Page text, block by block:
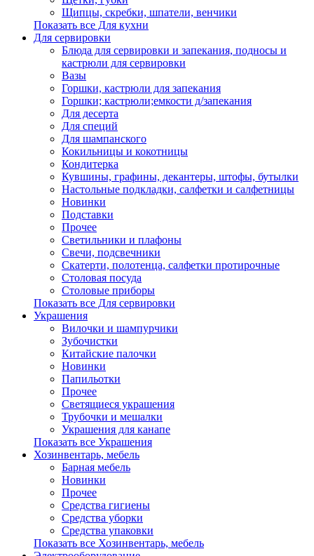
Щипцы, скребки, шпатели, венчики
Показать все Для кухни
Для сервировки
Блюда для сервировки и запекания, подносы и
кастрюли для сервировки
Вазы
Горшки, кастрюли для запекания
Горшки; кастрюли;емкости д/запекания
Для десерта
Для специй
Для шампанского
Кокильницы и кокотницы
Кондитерка
Кувшины, графины, декантеры, штофы, бутылки
Настольные подкладки, салфетки и салфетницы
Новинки
Подставки
Прочее
Светильники и плафоны
Свечи, подсвечники
Скатерти, полотенца, салфетки протирочные
Столовая посуда
Столовые приборы
Показать все Для сервировки
Украшения
Вилочки и шампурчики
Зубочистки
Китайские палочки
Новинки
Папильотки
Прочее
Светящиеся украшения
Трубочки и мешалки
Украшения для канапе
Показать все Украшения
Хозинвентарь, мебель
Барная мебель
Новинки
Прочее
Средства гигиены
Средства уборки
Средства упаковки
Показать все Хозинвентарь, мебель